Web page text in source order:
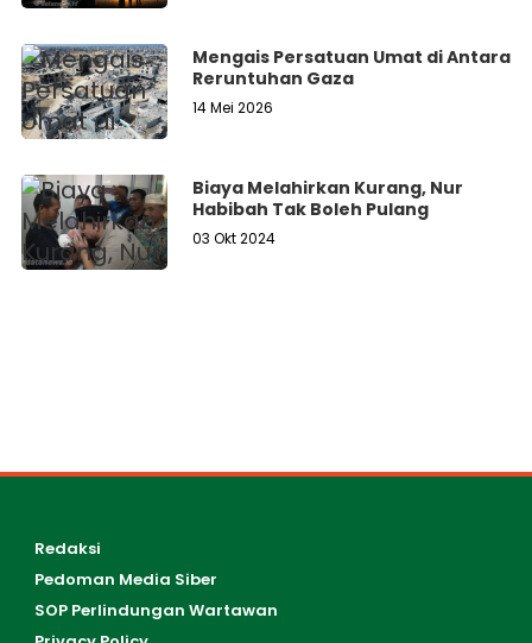
Mengais Persatuan Umat di Antara
Reruntuhan Gaza
14 Mei 2026
Biaya Melahirkan Kurang, Nur
Habibah Tak Boleh Pulang
03 Okt 2024
Redaksi
Pedoman Media Siber
SOP Perlindungan Wartawan